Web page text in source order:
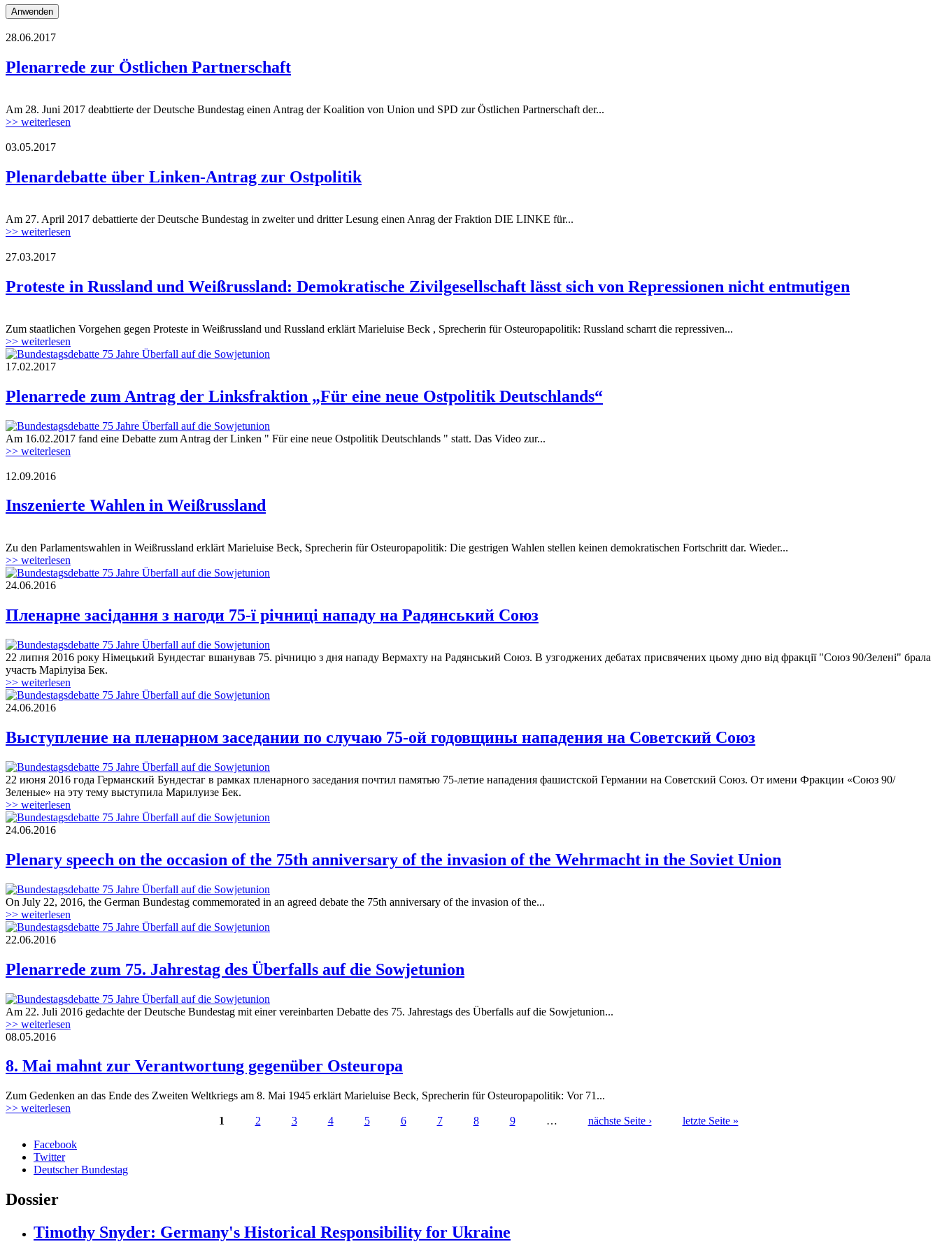
170728_plenum_rede_oep.jpg
28.06.2017
Plenarrede zur Östlichen Partnerschaft
170728_plenum_rede_oep.jpg
Am 28. Juni 2017 deabttierte der Deutsche Bundestag einen Antrag der Koalition von Union und SPD zur Östlichen Partnerschaft der...
>> weiterlesen
170427_plenardebatte_ostpolitik.jpg
03.05.2017
Plenardebatte über Linken-Antrag zur Ostpolitik
170427_plenardebatte_ostpolitik.jpg
Am 27. April 2017 debattierte der Deutsche Bundestag in zweiter und dritter Lesung einen Anrag der Fraktion DIE LINKE für...
>> weiterlesen
minsk-15.03.2017a.jpg
27.03.2017
Proteste in Russland und Weißrussland: Demokratische Zivilgesellschaft lässt sich von Repressionen nicht entmutigen
minsk-15.03.2017a.jpg
Zum staatlichen Vorgehen gegen Proteste in Weißrussland und Russland erklärt Marieluise Beck , Sprecherin für Osteuropapolitik: Russland scharrt die repressiven...
>> weiterlesen
160622_plenarrede_75jahre_ueberfall_su.png
17.02.2017
Plenarrede zum Antrag der Linksfraktion „Für eine neue Ostpolitik Deutschlands“
160622_plenarrede_75jahre_ueberfall_su.png
Am 16.02.2017 fand eine Debatte zum Antrag der Linken " Für eine neue Ostpolitik Deutschlands " statt. Das Video zur...
>> weiterlesen
Belarus_map_20.png
12.09.2016
Inszenierte Wahlen in Weißrussland
Belarus_map_20.png
Zu den Parlamentswahlen in Weißrussland erklärt Marieluise Beck, Sprecherin für Osteuropapolitik: Die gestrigen Wahlen stellen keinen demokratischen Fortschritt dar. Wieder...
>> weiterlesen
160622_plenarrede_75jahre_ueberfall_su.png
24.06.2016
Пленарне засідання з нагоди 75-ї річниці нападу на Радянський Союз
160622_plenarrede_75jahre_ueberfall_su.png
22 липня 2016 року Німецький Бундестаг вшанував 75. річницю з дня нападу Вермахту на Радянський Союз. В узгоджених дебатах присвячених цьому дню від фракції "Союз 90/Зелені" брала
участь Марілуіза Бек.
>> weiterlesen
160622_plenarrede_75jahre_ueberfall_su.png
24.06.2016
Выступление на пленарном заседании по случаю 75-ой годовщины нападения на Советский Союз
160622_plenarrede_75jahre_ueberfall_su.png
22 июня 2016 года Германский Бундестаг в рамках пленарного заседания почтил памятью 75-летие нападения фашистской Германии на Советский Союз. От имени Фракции «Союз 90/
Зеленые» на эту тему выступила Марилуизе Бек.
>> weiterlesen
160622_plenarrede_75jahre_ueberfall_su.png
24.06.2016
Plenary speech on the occasion of the 75th anniversary of the invasion of the Wehrmacht in the Soviet Union
160622_plenarrede_75jahre_ueberfall_su.png
On July 22, 2016, the German Bundestag commemorated in an agreed debate the 75th anniversary of the invasion of the...
>> weiterlesen
160622_plenarrede_75jahre_ueberfall_su.png
22.06.2016
Plenarrede zum 75. Jahrestag des Überfalls auf die Sowjetunion
160622_plenarrede_75jahre_ueberfall_su.png
Am 22. Juli 2016 gedachte der Deutsche Bundestag mit einer vereinbarten Debatte des 75. Jahrestags des Überfalls auf die Sowjetunion...
>> weiterlesen
08.05.2016
8. Mai mahnt zur Verantwortung gegenüber Osteuropa
Zum Gedenken an das Ende des Zweiten Weltkriegs am 8. Mai 1945 erklärt Marieluise Beck, Sprecherin für Osteuropapolitik: Vor 71...
>> weiterlesen
Seiten
1 2 3 4 5 6 7 8 9 … nächste Seite ›
letzte Seite »
Facebook
Twitter
Deutscher Bundestag
Dossier
Timothy Snyder: Germany's Historical Responsibility for Ukraine